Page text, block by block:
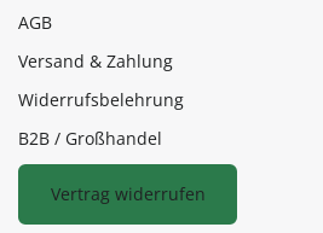
AGB
Versand & Zahlung
Widerrufsbelehrung
B2B / Großhandel
Vertrag widerrufen